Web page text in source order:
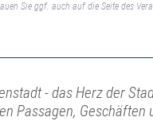
Sie ggf. auch auf die Seite des
- das Herz der
Passagen, Geschäften